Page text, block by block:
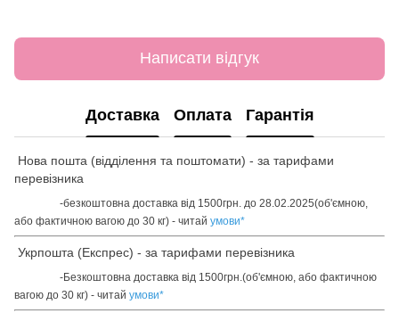
Написати відгук
Доставка Оплата Гарантія
Нова пошта (відділення та поштомати) - за тарифами
перевізника
-безкоштовна доставка від 1500грн. до 28.02.2025(об'ємною,
або фактичною вагою до 30 кг) - читай умови*
Укрпошта (Експрес) - за тарифами перевізника
-Безкоштовна доставка від 1500грн.(об'ємною, або фактичною
вагою до 30 кг) - читай умови*